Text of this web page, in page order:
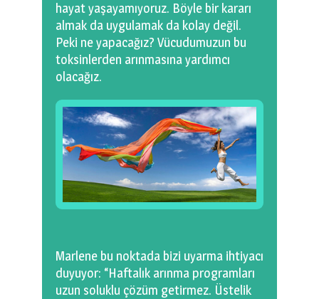
hayat yaşayamıyoruz. Böyle bir kararı
almak da uygulamak da kolay değil.
Peki ne yapacağız? Vücudumuzun bu
toksinlerden arınmasına yardımcı
olacağız.
Marlene bu noktada bizi uyarma ihtiyacı
duyuyor: “Haftalık arınma programları
uzun soluklu çözüm getirmez. Üstelik